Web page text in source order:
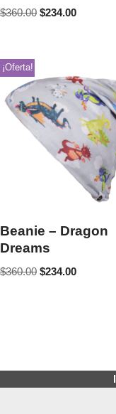
$360.00 $234.00
¡Oferta!
Beanie – Dragon
Dreams
$360.00 $234.00